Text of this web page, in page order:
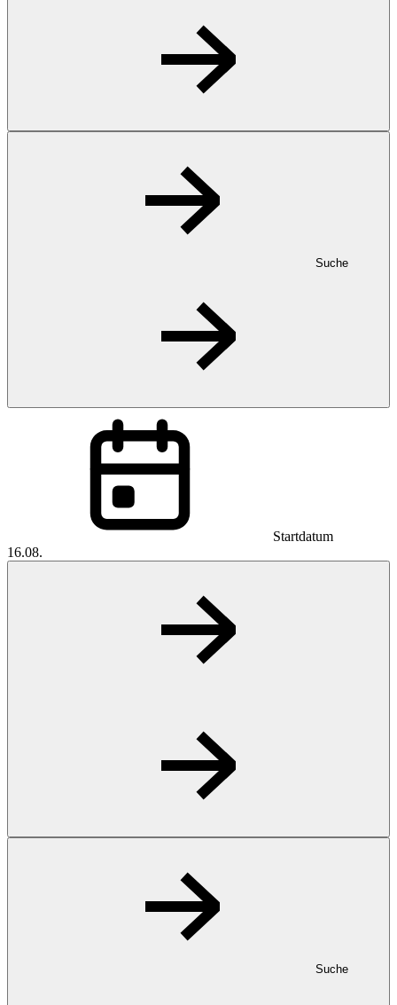
Suche
Startdatum
16.08.
Suche